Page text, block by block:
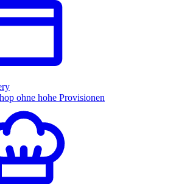
ohne hohe Provisionen